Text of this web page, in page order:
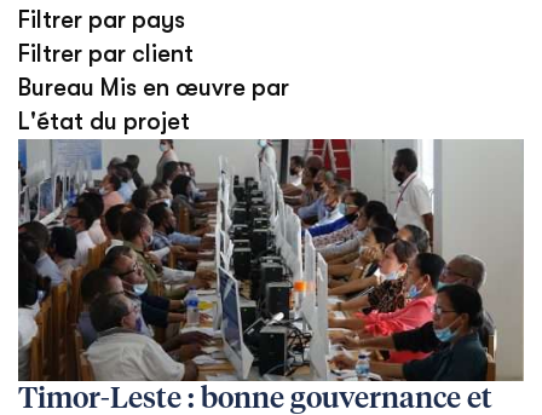
Filtrer par pays
Filtrer par client
Bureau Mis en œuvre par
L'état du projet
Timor-Leste : bonne gouvernance et